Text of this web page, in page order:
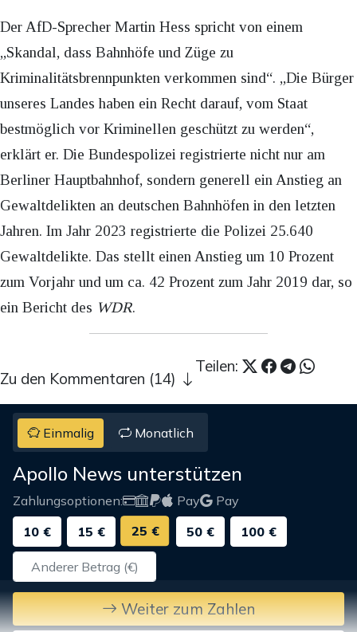
Der AfD-Sprecher Martin Hess spricht von einem
„Skandal, dass Bahnhöfe und Züge zu
Kriminalitätsbrennpunkten verkommen sind“. „Die Bürger
unseres Landes haben ein Recht darauf, vom Staat
bestmöglich vor Kriminellen geschützt zu werden“,
erklärt er. Die Bundespolizei registrierte nicht nur am
Berliner Hauptbahnhof, sondern generell ein Anstieg an
Gewaltdelikten an deutschen Bahnhöfen in den letzten
Jahren. Im Jahr 2023 registrierte die Polizei 25.640
Gewaltdelikte. Das stellt einen Anstieg um 10 Prozent
zum Vorjahr und um ca. 42 Prozent zum Jahr 2019 dar, so
ein Bericht des WDR.
Teilen:
Zu den Kommentaren (14)
Einmalig Monatlich
Apollo News unterstützen
Zahlungsoptionen: Pay
Pay
10 €
15 € 25 € 50 € 100 €
Weiter zum Zahlen